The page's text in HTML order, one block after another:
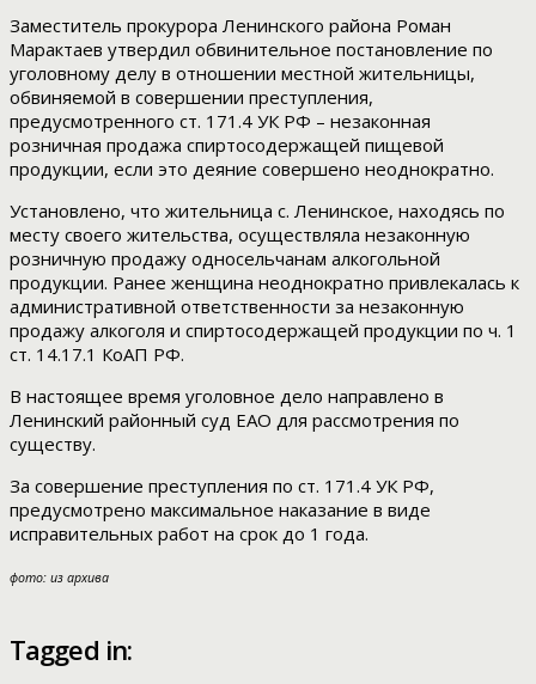
Заместитель прокурора Ленинского района Роман
Марактаев утвердил обвинительное постановление по
уголовному делу в отношении местной жительницы,
обвиняемой в совершении преступления,
предусмотренного ст. 171.4 УК РФ – незаконная
розничная продажа спиртосодержащей пищевой
продукции, если это деяние совершено неоднократно.
Установлено, что жительница с. Ленинское, находясь по
месту своего жительства, осуществляла незаконную
розничную продажу односельчанам алкогольной
продукции. Ранее женщина неоднократно привлекалась к
административной ответственности за незаконную
продажу алкоголя и спиртосодержащей продукции по ч. 1
ст. 14.17.1 КоАП РФ.
В настоящее время уголовное дело направлено в
Ленинский районный суд ЕАО для рассмотрения по
существу.
За совершение преступления по ст. 171.4 УК РФ,
предусмотрено максимальное наказание в виде
исправительных работ на срок до 1 года.
фото: из архива
Tagged in: